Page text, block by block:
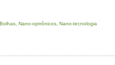
Nano-optrônicos Nano-tecnologia